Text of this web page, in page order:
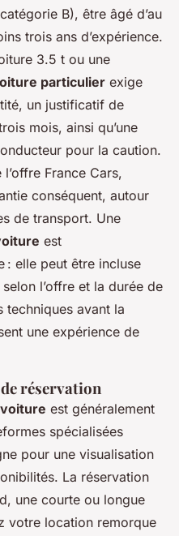
B), être âgé d’au
trois ans d’expérience.
3.5 t ou une
particulier exige
un justificatif de
mois, ainsi qu’une
pour la caution.
France Cars,
conséquent, autour
de transport. Une
est
: elle peut être incluse
l’offre et la durée de
avant la
une expérience de
réservation
est généralement
spécialisées
pour une visualisation
La réservation
une courte ou longue
votre location remorque